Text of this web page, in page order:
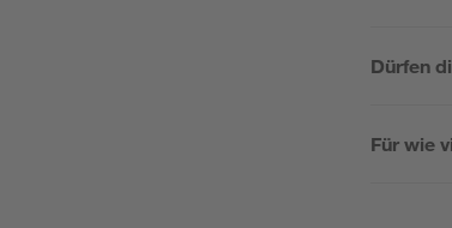
Dürfen
Für wie